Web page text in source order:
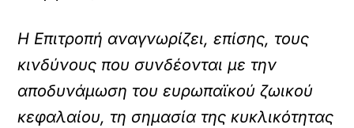
Η Επιτροπή αναγνωρίζει, επίσης, τους
κινδύνους που συνδέονται με την
αποδυνάμωση του ευρωπαϊκού ζωικού
κεφαλαίου, τη σημασία της κυκλικότητας